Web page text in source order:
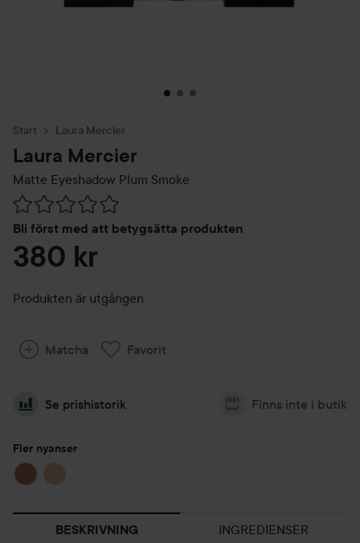
Start Laura Mercier
Laura Mercier
Matte Eyeshadow Plum Smoke
Bli först med att betygsätta produkten
Hoppa till Betyg & kommentarer
380 kr
Produkten är utgången
Matcha Favorit
Se prishistorik Finns inte i butik
Fler nyanser
BESKRIVNING INGREDIENSER